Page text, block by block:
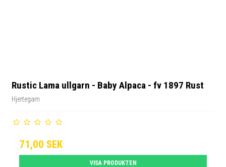
Rustic Lama ullgarn - Baby Alpaca - fv 1897 Rust
Hjertegarn
71,00 SEK
VISA PRODUKTEN